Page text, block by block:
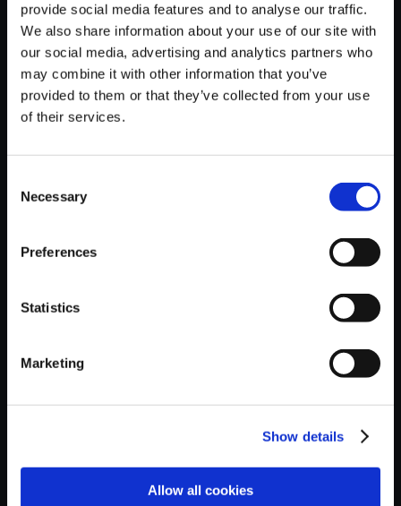
provide social media features and to analyse our traffic.
We also share information about your use of our site with
our social media, advertising and analytics partners who
may combine it with other information that you’ve
provided to them or that they’ve collected from your use
of their services.
Selection
Necessary
Preferences
Statistics
Marketing
Show details
Allow all cookies
【単曲】DINO CRISIS 2 ORIGI
NAL SOUNDTRACK Attraction
150円
7ポイント付与
ORIGIN...
ORIGINAL...
【単曲】DINO
ORIGINAL...